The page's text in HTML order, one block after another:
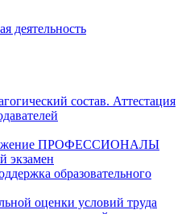
деятельность
состав. Аттестация
ПРОФЕССИОНАЛЫ
экзамен
образовательного
оценки условий труда